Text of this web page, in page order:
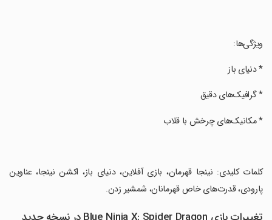
‏ویژگی‌ها:
‏* دنیای باز
‏* گرافیک‌های دقیق
‏* مکانیک‌های چرخش با قلاب
‏کلمات کلیدی: نینجا قهرمان، بازی آفلاین، دنیای باز، اکشن نینجا، عناوین
پارودی، قدرت‌های خاص قهرمانان، شمشیر زدن.